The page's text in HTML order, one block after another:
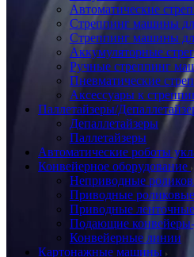
Автоматические
Стреппинг машины
Стреппинг машины
Аккумуляторные
Ручные стреппинг
Пневматические
Аксессуары к
Паллетайзеры/
Депаллетайзеры
Паллетайзеры
Автоматические роботы
Конвейерное оборудование
Неприводные
Приводные
Приводные
Подающие конвейеры-
Конвейерные линии
Картонажные машины